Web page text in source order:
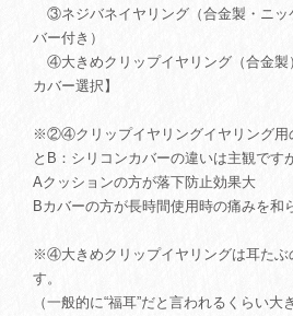
③ネジバネイヤリング（合金製・ニッ
バー付き）
④大きめクリップイヤリング（合金製
カバー選択】
※②④クリップイヤリングイヤリング用
とB：シリコンカバーの違いは主観です
Aクッションの方が落下防止効果大
Bカバーの方が長時間使用時の痛みを和
※④大きめクリップイヤリングは耳たぶ
す。
（一般的に“福耳”だと言われるくらい大